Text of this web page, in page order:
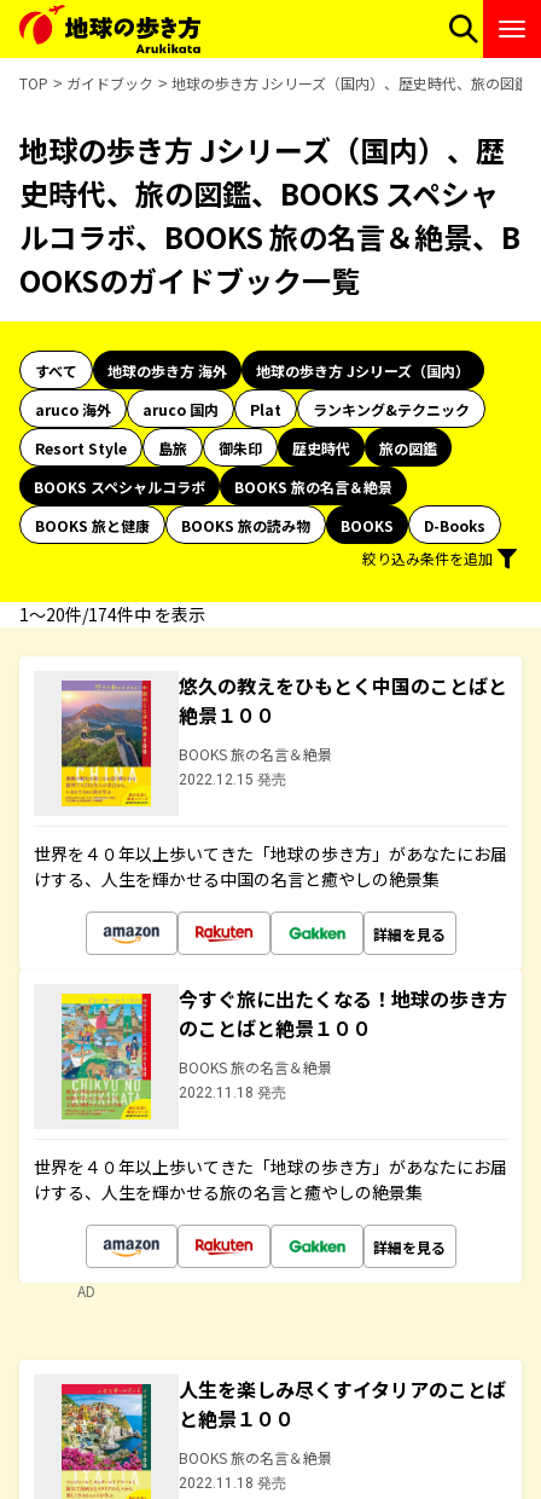
TOP ガイドブック 地球の歩き方 Jシリーズ（国内）、歴史時代、旅の図鑑
地球の歩き方 Jシリーズ（国内）、歴
史時代、旅の図鑑、BOOKS スペシャ
ルコラボ、BOOKS 旅の名言＆絶景、B
OOKSのガイドブック一覧
すべて 地球の歩き方 海外
地球の歩き方 Jシリーズ（国内）
aruco 海外
aruco 国内 Plat
ランキング&テクニック
Resort Style
島旅 御朱印 歴史時代
旅の図鑑
BOOKS スペシャルコラボ
BOOKS 旅の名言＆絶景
BOOKS 旅と健康
BOOKS 旅の読み物 BOOKS
D-Books
絞り込み条件を追加
1〜20件/174件中 を表示
悠久の教えをひもとく中国のことばと
絶景１００
BOOKS 旅の名言＆絶景
2022.12.15 発売
世界を４０年以上歩いてきた「地球の歩き方」があなたにお届
けする、人生を輝かせる中国の名言と癒やしの絶景集
詳細を見る
今すぐ旅に出たくなる！地球の歩き方
のことばと絶景１００
BOOKS 旅の名言＆絶景
2022.11.18 発売
世界を４０年以上歩いてきた「地球の歩き方」があなたにお届
けする、人生を輝かせる旅の名言と癒やしの絶景集
詳細を見る
AD
人生を楽しみ尽くすイタリアのことば
と絶景１００
BOOKS 旅の名言＆絶景
2022.11.18 発売